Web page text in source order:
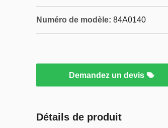
Numéro de modèle: 84A0140
Demandez un devis
Détails de produit